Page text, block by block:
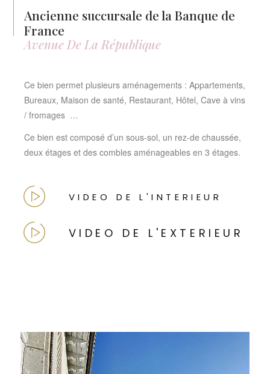
Ancienne succursale de la Banque de
France
Avenue De La République
Ce bien permet plusieurs aménagements : Appartements,
Bureaux, Maison de santé, Restaurant, Hôtel, Cave à vins
/ fromages …
Ce bien est composé d’un sous-sol, un rez-de chaussée,
deux étages et des combles aménageables en 3 étages.
VIDEO DE L'INTERIEUR
VIDEO DE L'EXTERIEUR